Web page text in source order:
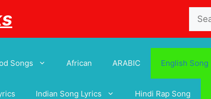
for:
Songs African ARABIC English Song
Indian Song Lyrics Hindi Rap Song